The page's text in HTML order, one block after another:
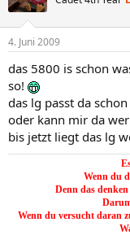
4. Juni 2009
das 5800 is schon
so!
das lg passt da
oder kann mir da
bis jetzt liegt das lg
Wenn du
Denn das
Wenn du versucht daran